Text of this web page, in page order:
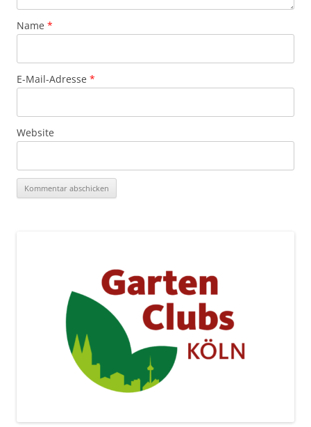
Name *
E-Mail-Adresse *
Website